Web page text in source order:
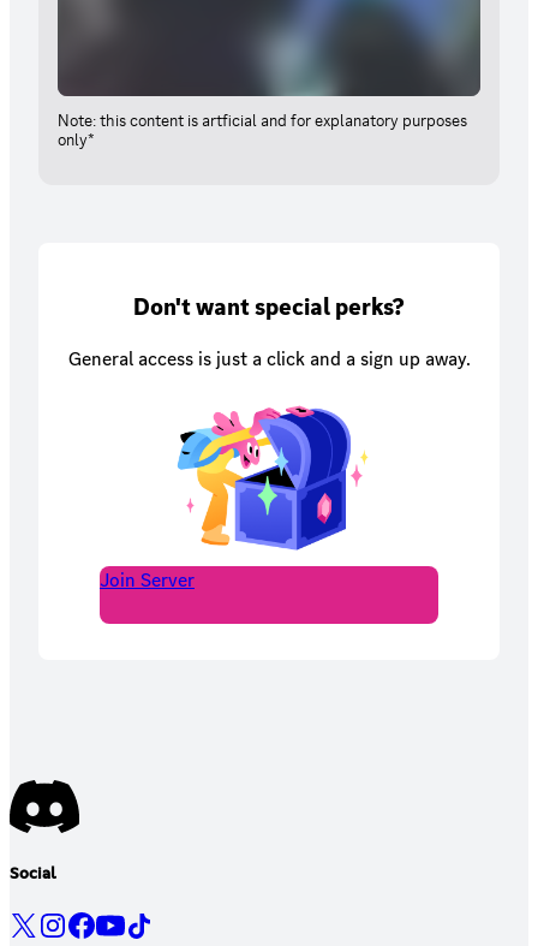
Note: this content is artficial and for explanatory purposes
only*
Don't want special perks?
General access is just a click and a sign up away.
Join Server
Social